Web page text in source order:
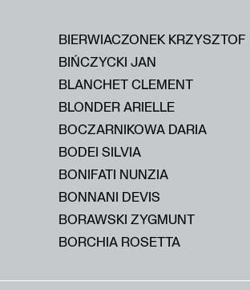
BIERWIACZONEK KRZYSZTOF
BIŃCZYCKI JAN
BLANCHET CLEMENT
BLONDER ARIELLE
BOCZARNIKOWA DARIA
BODEI SILVIA
BONIFATI NUNZIA
BONNANI DEVIS
BORAWSKI ZYGMUNT
BORCHIA ROSETTA